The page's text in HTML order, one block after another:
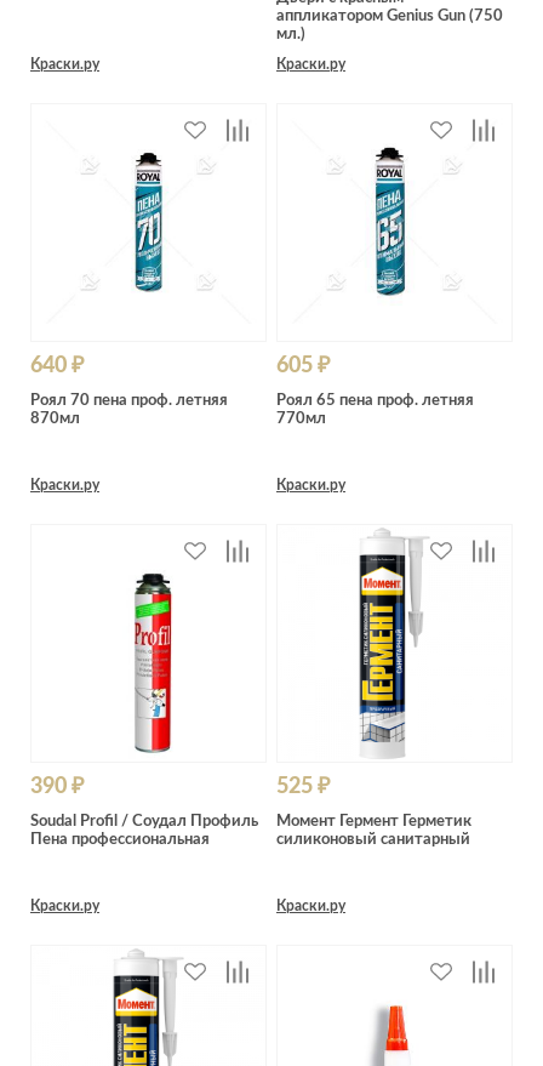
Краски.ру
аппликатором Genius Gun (750
мл.)
Краски.ру
640 ₽
Роял 70 пена проф. летняя
870мл
Краски.ру
605 ₽
Роял 65 пена проф. летняя
770мл
Краски.ру
390 ₽
Soudal Profil / Соудал Профиль
Пена профессиональная
Краски.ру
525 ₽
Момент Гермент Герметик
силиконовый санитарный
Краски.ру